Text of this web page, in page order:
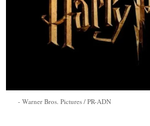
Warner Bros. Pictures / PR-ADN